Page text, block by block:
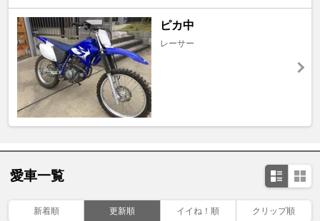
ピカ中
レーサー
愛車一覧
新着順 更新順 イイね！順 クリップ順